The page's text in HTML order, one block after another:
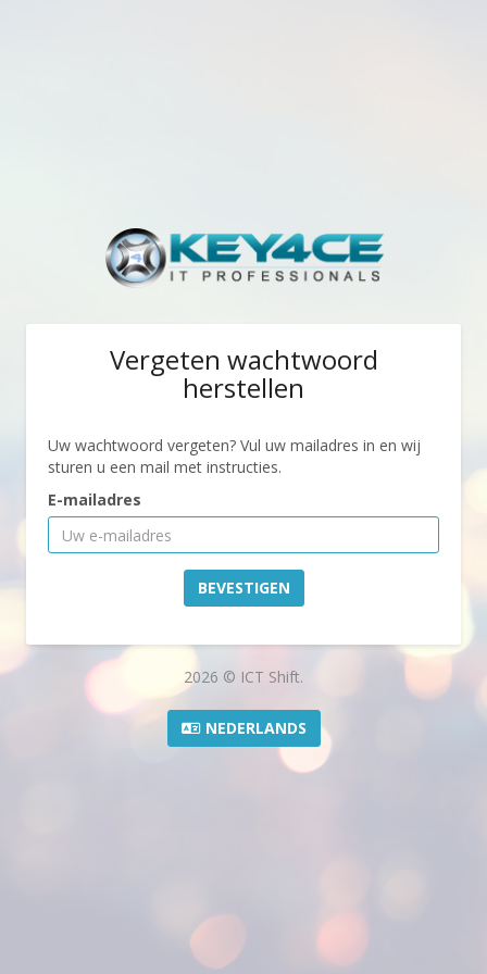
Vergeten wachtwoord
herstellen
Uw wachtwoord vergeten? Vul uw mailadres in en wij
sturen u een mail met instructies.
E-mailadres
BEVESTIGEN
2026 © ICT Shift.
NEDERLANDS